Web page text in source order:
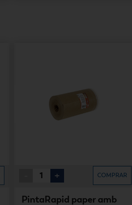
+ COMPRAR
PintaRapid paper amb